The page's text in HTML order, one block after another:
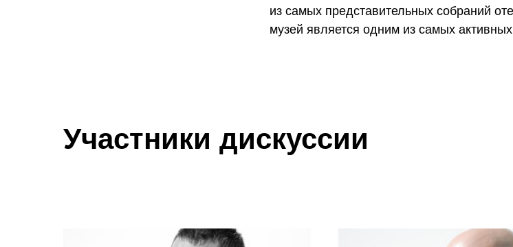
из самых представительных собраний
музей является одним из самых
Участники дискуссии